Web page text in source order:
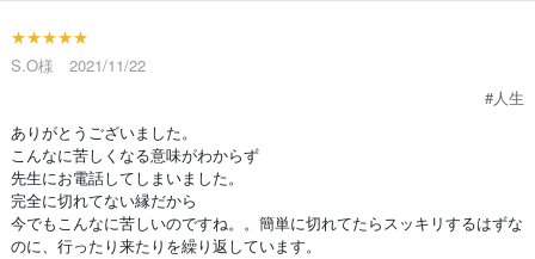
★★★★★
S.O様 2021/11/22
#人生
ありがとうございました。
こんなに苦しくなる意味がわからず
先生にお電話してしまいました。
完全に切れてない縁だから
今でもこんなに苦しいのですね。。簡単に切れてたらスッキリするはずな
のに、行ったり来たりを繰り返しています。